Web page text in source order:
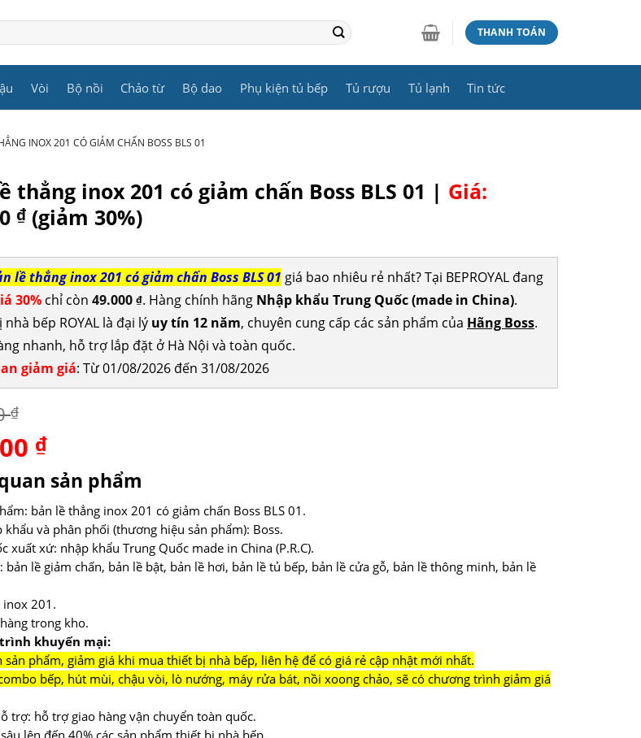
THANH TOÁN
Vòi Bộ nồi Chảo từ Bộ dao Phụ kiện tủ bếp Tủ rượu Tủ lạnh Tin tức
INOX 201 CÓ GIẢM CHẤN BOSS BLS 01
thẳng inox 201 có giảm chấn Boss BLS 01 | Giá:
₫(giảm 30%)
lề thẳng inox 201 có giảm chấn Boss BLS 01 giá bao nhiêu rẻ nhất? Tại BEPROYAL đang
30%chỉ còn 49.000 ₫. Hàng chính hãng Nhập khẩu Trung Quốc (made in China).
bếp ROYAL là đại lý uy tín 12 năm, chuyên cung cấp các sản phẩm của Hãng Boss.
nhanh, hỗ trợ lắp đặt ở Hà Nội và toàn quốc.
giảm giá: Từ 01/08/2026 đến 31/08/2026
₫
₫.
₫Giá
tại
là:
49.000 ₫.
sản phẩm
bản lề thẳng inox 201 có giảm chấn Boss BLS 01.
khẩu và phân phối (thương hiệu sản phẩm): Boss.
xuất xứ: nhập khẩu Trung Quốc made in China (P.R.C).
bản lề giảm chấn, bản lề bật, bản lề hơi, bản lề tủ bếp, bản lề cửa gỗ, bản lề thông minh, bản lề
inox 201.
trong kho.
khuyến mại:
sản phẩm, giảm giá khi mua thiết bị nhà bếp, liên hệ để có giá rẻ cập nhật mới nhất.
bếp, hút mùi, chậu vòi, lò nướng, máy rửa bát, nồi xoong chảo, sẽ có chương trình giảm giá
trợ: hỗ trợ giao hàng vận chuyển toàn quốc.